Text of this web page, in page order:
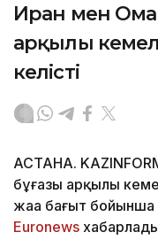
Иран мен
арқылы
келісті
АСТАНА.
бұғазы арқылы
жаңа бағыт бойынша
Euronews